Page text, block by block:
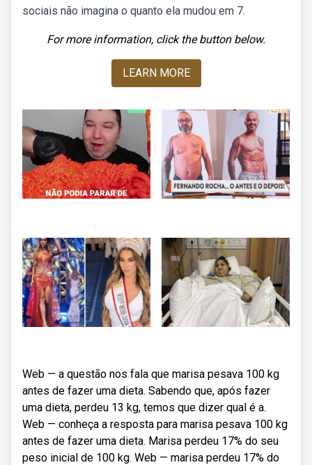
sociais não imagina o quanto ela mudou em 7.
For more information, click the button below.
LEARN MORE
Web — a questão nos fala que marisa pesava 100 kg
antes de fazer uma dieta. Sabendo que, após fazer
uma dieta, perdeu 13 kg, temos que dizer qual é a.
Web — conheça a resposta para marisa pesava 100 kg
antes de fazer uma dieta. Marisa perdeu 17% do seu
peso inicial de 100 kg. Web — marisa perdeu 17% do